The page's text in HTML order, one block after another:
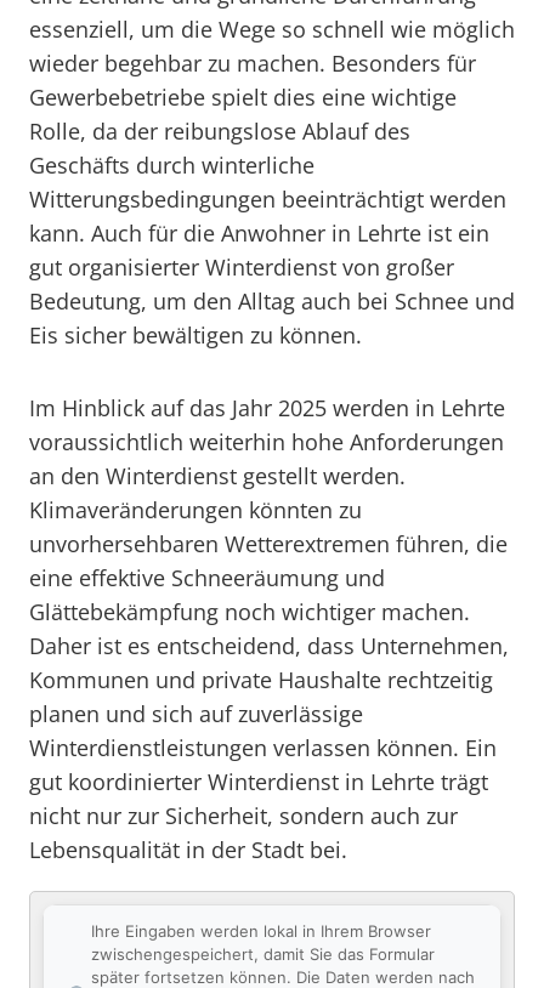
essenziell, um die Wege so schnell wie möglich
wieder begehbar zu machen. Besonders für
Gewerbebetriebe spielt dies eine wichtige
Rolle, da der reibungslose Ablauf des
Geschäfts durch winterliche
Witterungsbedingungen beeinträchtigt werden
kann. Auch für die Anwohner in Lehrte ist ein
gut organisierter Winterdienst von großer
Bedeutung, um den Alltag auch bei Schnee und
Eis sicher bewältigen zu können.
Im Hinblick auf das Jahr 2025 werden in Lehrte
voraussichtlich weiterhin hohe Anforderungen
an den Winterdienst gestellt werden.
Klimaveränderungen könnten zu
unvorhersehbaren Wetterextremen führen, die
eine effektive Schneeräumung und
Glättebekämpfung noch wichtiger machen.
Daher ist es entscheidend, dass Unternehmen,
Kommunen und private Haushalte rechtzeitig
planen und sich auf zuverlässige
Winterdienstleistungen verlassen können. Ein
gut koordinierter Winterdienst in Lehrte trägt
nicht nur zur Sicherheit, sondern auch zur
Lebensqualität in der Stadt bei.
Ihre Eingaben werden lokal in Ihrem Browser
zwischengespeichert, damit Sie das Formular
später fortsetzen können. Die Daten werden nach